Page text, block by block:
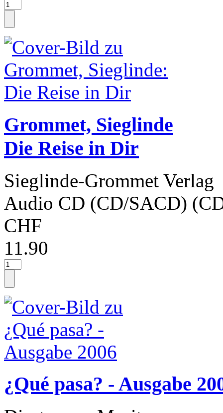
Grommet, Sieglinde
Die Reise in Dir
Sieglinde-Grommet Verlag
Audio CD (CD/SACD)
CHF
11.90
¿Qué pasa? - Ausgabe